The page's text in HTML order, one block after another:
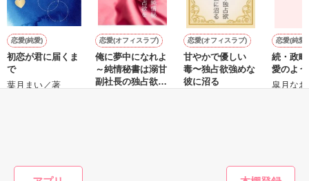
ほんとにずるい人
☆*:.｡. なんでもないカップルの
特別なまいにち.｡.:*☆
社会人/同期/オフィスラブ/同棲
キスからはじまる
ヒミツの恋人契約!?
高校最後の１年間
恋愛(純愛)
初恋が君に届くま
で
葉月まい／著
恋愛(オフィスラブ)
俺に夢中になれよ
～純情秘書は溺甘
副社長の独占欲を
恋愛(オフィスラブ)
甘やかで優しい
毒〜独占欲強めな
彼に沼る
恋愛(純愛)
続・政
愛のよ
皐月な